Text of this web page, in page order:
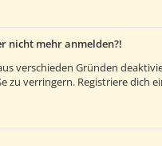
nicht mehr anmelden?!
verschieden Gründen
zu verringern. Registriere dich